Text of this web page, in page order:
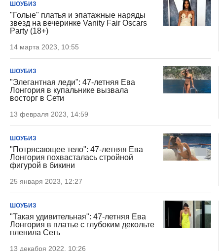
ШОУБИЗ
"Голые" платья и эпатажные наряды
звезд на вечеринке Vanity Fair Oscars
Party (18+)
14 марта 2023, 10:55
ШОУБИЗ
"Элегантная леди": 47-летняя Ева
Лонгория в купальнике вызвала
восторг в Сети
13 февраля 2023, 14:59
ШОУБИЗ
"Потрясающее тело": 47-летняя Ева
Лонгория похвасталась стройной
фигурой в бикини
25 января 2023, 12:27
ШОУБИЗ
"Такая удивительная": 47-летняя Ева
Лонгория в платье с глубоким декольте
пленила Сеть
13 декабря 2022, 10:26